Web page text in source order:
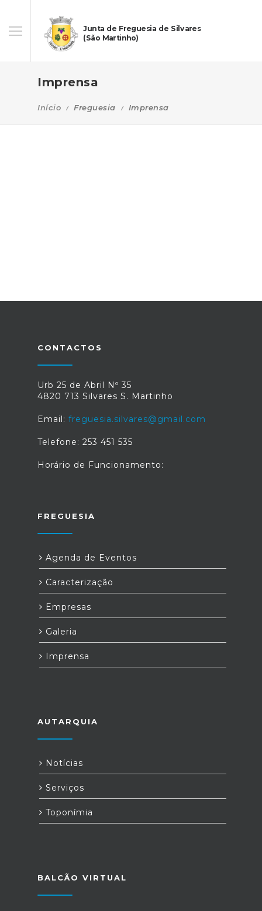
Junta de Freguesia de Silvares
(São Martinho)
Imprensa
Início Freguesia Imprensa
CONTACTOS
Urb 25 de Abril Nº 35
4820 713 Silvares S. Martinho
Email: freguesia.silvares@gmail.com
Telefone: 253 451 535
Horário de Funcionamento:
FREGUESIA
Agenda de Eventos
Caracterização
Empresas
Galeria
Imprensa
AUTARQUIA
Notícias
Serviços
Toponímia
BALCÃO VIRTUAL